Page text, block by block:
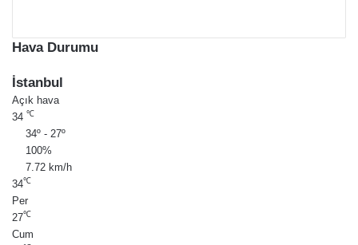
Hava Durumu
İstanbul
Açık hava
34 ℃
34º - 27º
100%
7.72 km/h
34℃
Per
27℃
Cum